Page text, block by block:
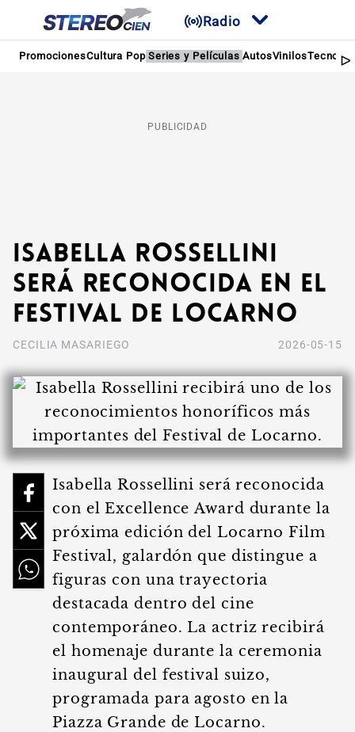
Radio
PromocionesCultura Pop Series y Películas AutosVinilos
PUBLICIDAD
Isabella Rossellini
será reconocida en el
Festival de Locarno
CECILIA MASARIEGO 2026-05-15
Isabella Rossellini será reconocida
con el Excellence Award durante la
próxima edición del Locarno Film
Festival, galardón que distingue a
figuras con una trayectoria
destacada dentro del cine
contemporáneo. La actriz recibirá
el homenaje durante la ceremonia
inaugural del festival suizo,
programada para agosto en la
Piazza Grande de Locarno.